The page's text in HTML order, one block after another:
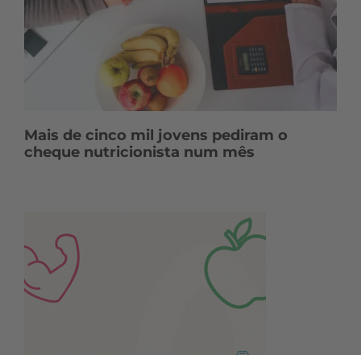
Mais de cinco mil jovens pediram o
cheque nutricionista num mês